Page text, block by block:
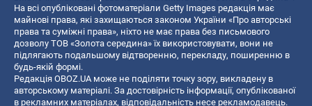
На всі опубліковані фотоматеріали Getty Images редакція має
майнові права, які захищаються законом України «Про авторські
права та суміжні права», ніхто не має права без письмового
дозволу ТОВ «Золота середина» їх використовувати, вони не
підлягають подальшому відтворенню, перекладу, поширенню в
будь-якій формі.
Редакція OBOZ.UA може не поділяти точку зору, викладену в
авторському матеріалі. За достовірність інформації, опублікованої
в рекламних матеріалах, відповідальність несе рекламодавець.